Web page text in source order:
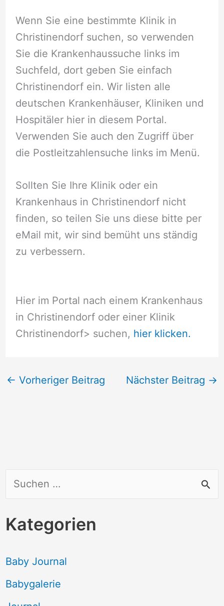
c
e
n
Kategorien
Baby Journal
Babygalerie
Wenn Sie eine bestimmte Klinik in
Christinendorf suchen, so verwenden
Sie die Krankenhaussuche links im
Suchfeld, dort geben Sie einfach
Christinendorf ein. Wir listen alle
deutschen Krankenhäuser, Kliniken und
Hospitäler hier in diesem Portal.
Verwenden Sie auch den Zugriff über
die Postleitzahlensuche links im Menü.
Sollten Sie Ihre Klinik oder ein
Krankenhaus in Christinendorf nicht
finden, so teilen Sie uns diese bitte per
eMail mit, wir sind bemüht uns ständig
zu verbessern.
Hier im Portal nach einem Krankenhaus
in Christinendorf oder einer Klinik
Christinendorf> suchen, hier klicken.
← Vorheriger Beitrag Nächster Beitrag →